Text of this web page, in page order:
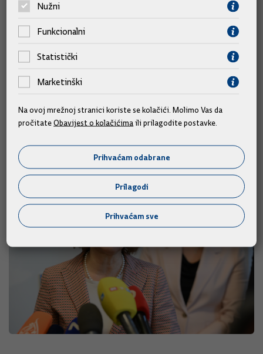
Premijer je naglasio da su od te reforme svi dobili više.
Samo ta tri sindikata, koja najavljuju ovaj štrajk, nisu potpisala
ostali javni i državni sindikati to potpisali, dodao je.
Nužni
Funkcionalni
Statistički
Marketinški
Na ovoj mrežnoj stranici koriste se kolačići. Molimo Vas da
pročitateObavijest o kolačićima ili prilagodite postavke.
Prihvaćam odabrane
Prilagodi
Prihvaćam sve